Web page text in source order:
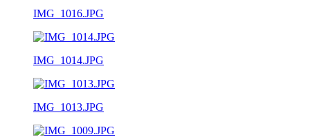
IMG_1016.JPG
IMG_1014.JPG
IMG_1013.JPG